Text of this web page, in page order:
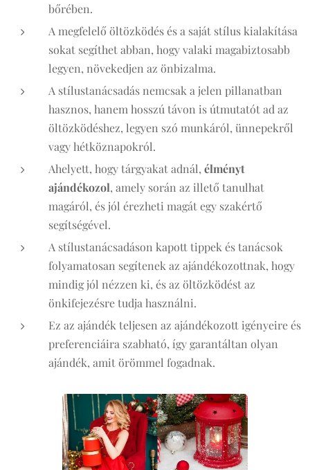
bőrében.
A megfelelő öltözködés és a saját stílus kialakítása
sokat segíthet abban, hogy valaki magabiztosabb
legyen, növekedjen az önbizalma.
A stílustanácsadás nemcsak a jelen pillanatban
hasznos, hanem hosszú távon is útmutatót ad az
öltözködéshez, legyen szó munkáról, ünnepekről
vagy hétköznapokról.
Ahelyett, hogy tárgyakat adnál, élményt
ajándékozol, amely során az illető tanulhat
magáról, és jól érezheti magát egy szakértő
segítségével.
A stílustanácsadáson kapott tippek és tanácsok
folyamatosan segítenek az ajándékozottnak, hogy
mindig jól nézzen ki, és az öltözködést az
önkifejezésre tudja használni.
Ez az ajándék teljesen az ajándékozott igényeire és
preferenciáira szabható, így garantáltan olyan
ajándék, amit örömmel fogadnak.